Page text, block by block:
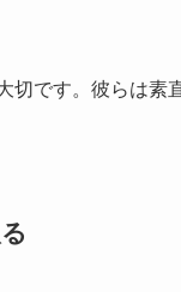
切です。彼らは素